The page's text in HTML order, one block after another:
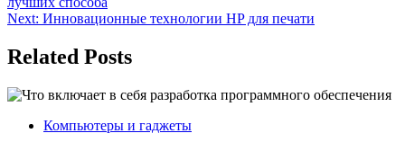
по
Next: Инновационные технологии HP для печати
Related Posts
Компьютеры и гаджеты